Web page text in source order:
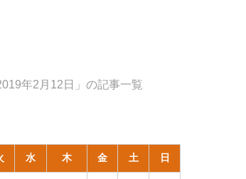
年2月12日」の記事一覧
水 木 金 土 日